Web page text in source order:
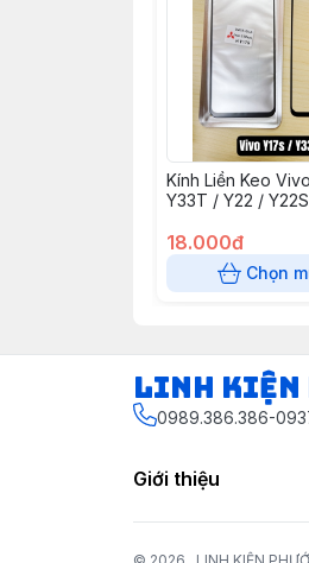
Kính Liền Keo
Y33T / Y22 /
18.000đ
Chọn
LINH KIỆN
0989.386.386-
Giới thiệu